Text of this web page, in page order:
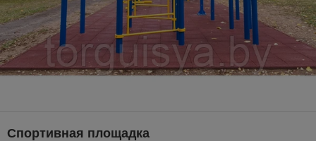
Спортивная площадка